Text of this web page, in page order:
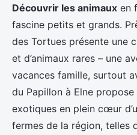
Découvrir les animaux en
fascine petits et grands.
des Tortues présente une
et d’animaux rares – une
vacances famille, surtout
du Papillon à Elne
exotiques en plein cœur
fermes de la région, telles